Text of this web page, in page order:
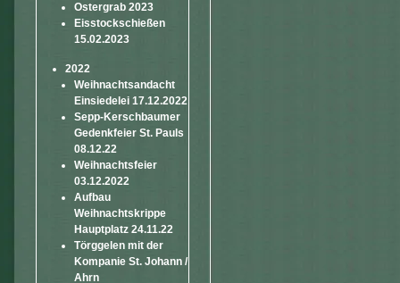
Ostergrab 2023
Eisstockschießen
15.02.2023
2022
Weihnachtsandacht
Einsiedelei 17.12.2022
Sepp-Kerschbaumer
Gedenkfeier St. Pauls
08.12.22
Weihnachtsfeier
03.12.2022
Aufbau
Weihnachtskrippe
Hauptplatz 24.11.22
Törggelen mit der
Kompanie St. Johann /
Ahrn